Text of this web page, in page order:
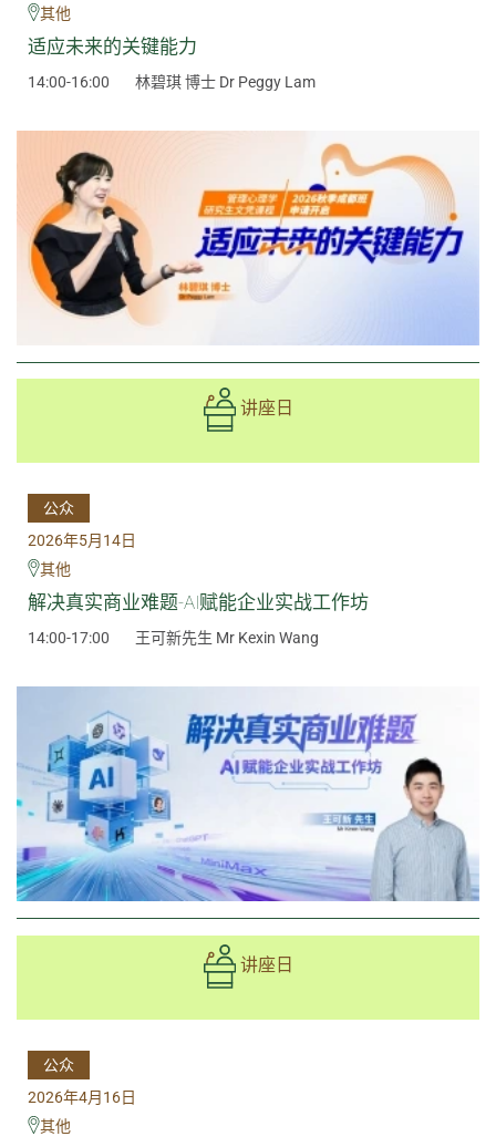
其他
适应未来的关键能力
14:00-16:00 林碧琪 博士 Dr Peggy Lam
讲座日
公众
2026年5月14日
其他
解决真实商业难题-AI赋能企业实战工作坊
14:00-17:00 王可新先生 Mr Kexin Wang
讲座日
公众
2026年4月16日
其他